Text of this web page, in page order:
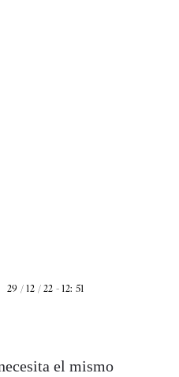
29 / 12 / 22 - 12: 51
el mismo